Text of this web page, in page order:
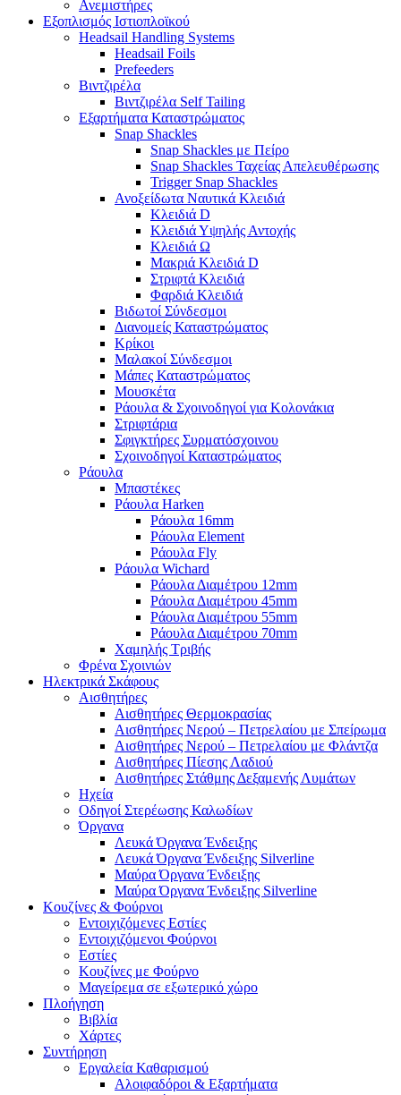
Ανεμιστήρες
Εξοπλισμός Ιστιοπλοϊκού
Headsail Handling Systems
Headsail Foils
Prefeeders
Βιντζιρέλα
Βιντζιρέλα Self Tailing
Εξαρτήματα Καταστρώματος
Snap Shackles
Snap Shackles με Πείρο
Snap Shackles Ταχείας Απελευθέρωσης
Trigger Snap Shackles
Ανοξείδωτα Ναυτικά Κλειδιά
Κλειδιά D
Κλειδιά Υψηλής Αντοχής
Κλειδιά Ω
Μακριά Κλειδιά D
Στριφτά Κλειδιά
Φαρδιά Κλειδιά
Βιδωτοί Σύνδεσμοι
Διανομείς Καταστρώματος
Κρίκοι
Μαλακοί Σύνδεσμοι
Μάπες Καταστρώματος
Μουσκέτα
Ράουλα & Σχοινοδηγοί για Κολονάκια
Στριφτάρια
Σφιγκτήρες Συρματόσχοινου
Σχοινοδηγοί Καταστρώματος
Ράουλα
Μπαστέκες
Ράουλα Harken
Ράουλα 16mm
Ράουλα Element
Ράουλα Fly
Ράουλα Wichard
Ράουλα Διαμέτρου 12mm
Ράουλα Διαμέτρου 45mm
Ράουλα Διαμέτρου 55mm
Ράουλα Διαμέτρου 70mm
Χαμηλής Τριβής
Φρένα Σχοινιών
Ηλεκτρικά Σκάφους
Αισθητήρες
Αισθητήρες Θερμοκρασίας
Αισθητήρες Νερού – Πετρελαίου με Σπείρωμα
Αισθητήρες Νερού – Πετρελαίου με Φλάντζα
Αισθητήρες Πίεσης Λαδιού
Αισθητήρες Στάθμης Δεξαμενής Λυμάτων
Ηχεία
Οδηγοί Στερέωσης Καλωδίων
Όργανα
Λευκά Όργανα Ένδειξης
Λευκά Όργανα Ένδειξης Silverline
Μαύρα Όργανα Ένδειξης
Μαύρα Όργανα Ένδειξης Silverline
Κουζίνες & Φούρνοι
Εντοιχιζόμενες Εστίες
Εντοιχιζόμενοι Φούρνοι
Εστίες
Κουζίνες με Φούρνο
Μαγείρεμα σε εξωτερικό χώρο
Πλοήγηση
Βιβλία
Χάρτες
Συντήρηση
Εργαλεία Καθαρισμού
Αλοιφαδόροι & Εξαρτήματα